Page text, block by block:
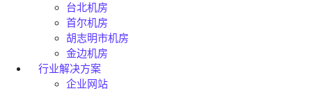
台北机房
首尔机房
胡志明市机房
金边机房
行业解决方案
企业网站